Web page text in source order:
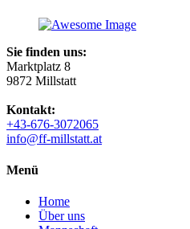
Sie finden uns:
Marktplatz 8
9872 Millstatt
Kontakt:
+43-676-3072065
info@ff-millstatt.at
Menü
Home
Über uns